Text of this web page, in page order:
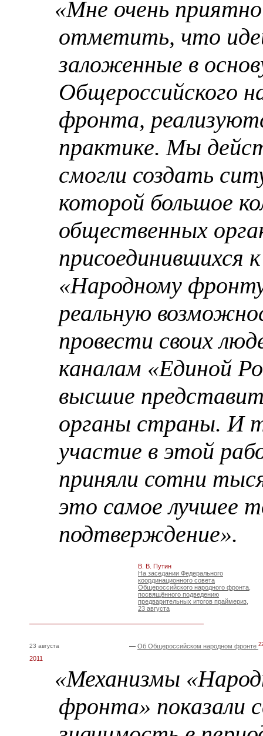
«Мне очень приятно
отметить, что
заложенные в
Общероссийского
фронта,
практике. Мы
смогли создать
которой большое
общественных
присоединившихся к
«Народному
реальную
провести своих
каналам «Единой
высшие
органы страны. И
участие в этой
приняли сотни
это самое лучшее
подтверждение».
В. В. Путин
На заседании Федерального
координационного совета
Общероссийского народного фронта,
посвящённого подведению
предварительных итогов праймериз,
23 августа
23 августа
2011
— Об Общероссийском народном фронте
«Механизмы
фронта» показали